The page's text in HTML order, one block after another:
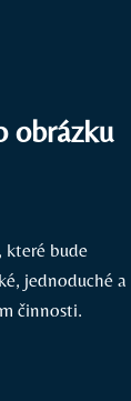
obrázku
které bude
jednoduché a
činnosti.